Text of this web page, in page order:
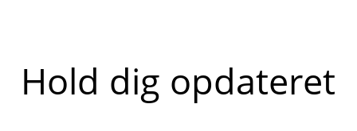
Hold dig opdateret